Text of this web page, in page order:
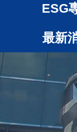
ESG
最新